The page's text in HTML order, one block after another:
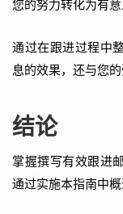
您的努力转化为有意
通过在跟进过程中
息的效果，还与您
结论
掌握撰写有效跟进
通过实施本指南中